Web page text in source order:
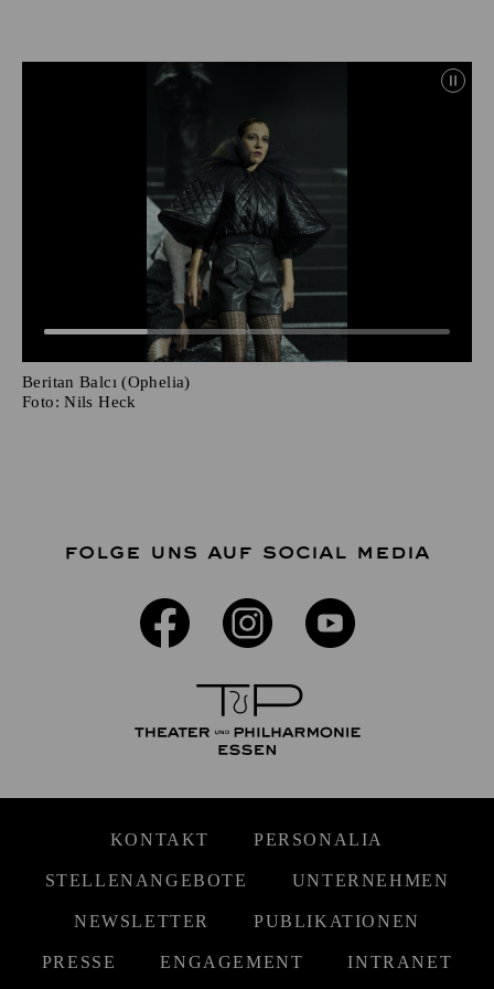
Beritan Balcı (Ophelia)
Foto: Nils Heck
FOLGE UNS AUF SOCIAL MEDIA
KONTAKT PERSONALIA
STELLENANGEBOTE UNTERNEHMEN
NEWSLETTER PUBLIKATIONEN
PRESSE ENGAGEMENT INTRANET